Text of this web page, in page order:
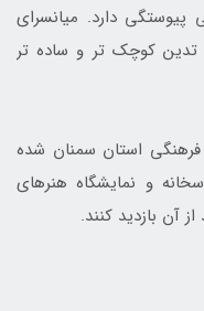
بخش با یک راهرو به میان‎سرای اندروني پیوستگی دارد. میان‎سرای
بخش خدمت‎کاران از دیگر بخش­های خانه تدین كوچك ‎تر و ساده ­تر
فرهنگی استان سمنان شده
و نمایشگاه هنرهای
آن بازدید کنند.